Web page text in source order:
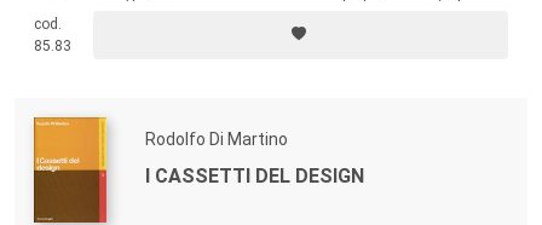
immaginifici, luoghi progettati, luoghi assenti, paesaggi ideali e post-
paesaggi.
cod.
85.83
Rodolfo Di Martino
I CASSETTI DEL DESIGN